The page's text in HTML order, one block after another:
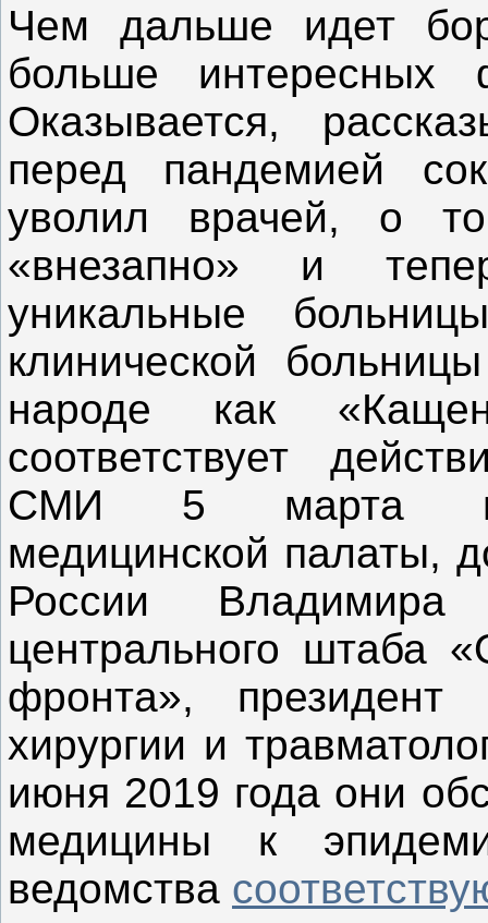
Чем дальше идет
больше интересных
Оказывается,
перед пандемией
уволил врачей, о
«внезапно» и
уникальные
клинической
народе как
соответствует
СМИ 5 марта
медицинской палаты,
России Владимира
центрального штаба
фронта»,
хирургии и
июня 2019 года они
медицины к
ведомства